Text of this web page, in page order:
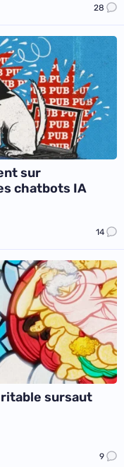
28
sur
chatbots IA
14
sursaut
9